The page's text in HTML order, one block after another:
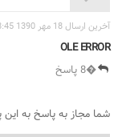
آخرين ارسال 18 مهر 1390 08:45 ق.ظ توسط
OLE ERROR
�8 پاسخ
شما مجاز به پاسخ به